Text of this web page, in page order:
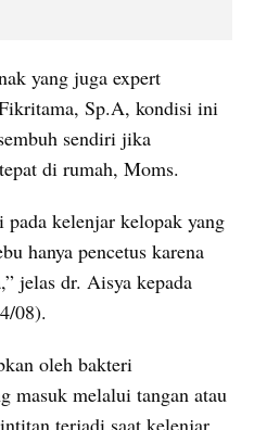
yang juga expert
Sp.A, kondisi ini
sendiri jika
di rumah, Moms.
kelenjar kelopak yang
hanya pencetus karena
jelas dr. Aisya kepada
08).
masuk melalui tangan atau
terjadi saat kelenjar